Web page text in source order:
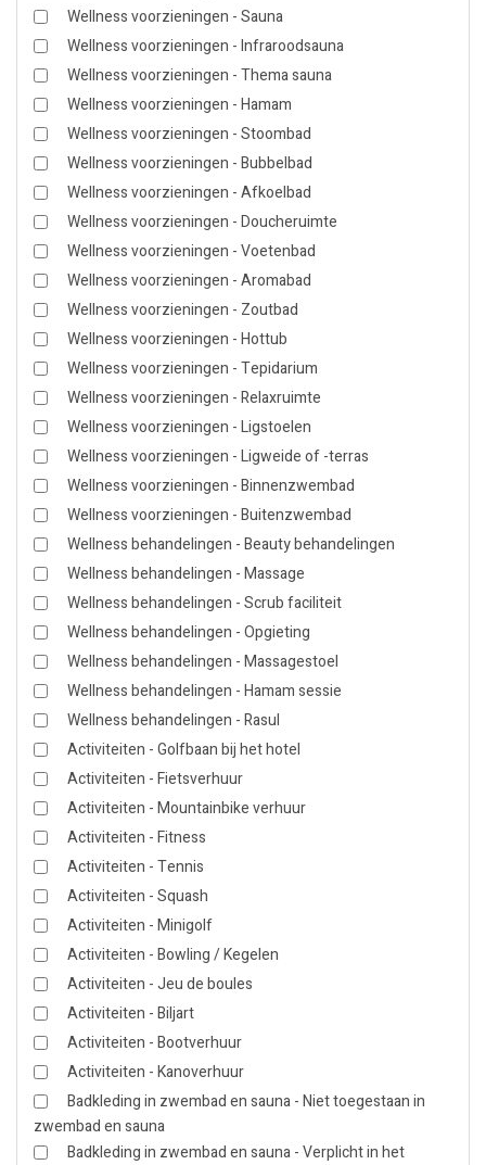
Wellness voorzieningen - Sauna
Wellness voorzieningen - Infraroodsauna
Wellness voorzieningen - Thema sauna
Wellness voorzieningen - Hamam
Wellness voorzieningen - Stoombad
Wellness voorzieningen - Bubbelbad
Wellness voorzieningen - Afkoelbad
Wellness voorzieningen - Doucheruimte
Wellness voorzieningen - Voetenbad
Wellness voorzieningen - Aromabad
Wellness voorzieningen - Zoutbad
Wellness voorzieningen - Hottub
Wellness voorzieningen - Tepidarium
Wellness voorzieningen - Relaxruimte
Wellness voorzieningen - Ligstoelen
Wellness voorzieningen - Ligweide of -terras
Wellness voorzieningen - Binnenzwembad
Wellness voorzieningen - Buitenzwembad
Wellness behandelingen - Beauty behandelingen
Wellness behandelingen - Massage
Wellness behandelingen - Scrub faciliteit
Wellness behandelingen - Opgieting
Wellness behandelingen - Massagestoel
Wellness behandelingen - Hamam sessie
Wellness behandelingen - Rasul
Activiteiten - Golfbaan bij het hotel
Activiteiten - Fietsverhuur
Activiteiten - Mountainbike verhuur
Activiteiten - Fitness
Activiteiten - Tennis
Activiteiten - Squash
Activiteiten - Minigolf
Activiteiten - Bowling / Kegelen
Activiteiten - Jeu de boules
Activiteiten - Biljart
Activiteiten - Bootverhuur
Activiteiten - Kanoverhuur
Badkleding in zwembad en sauna - Niet toegestaan in
zwembad en sauna
Badkleding in zwembad en sauna - Verplicht in het